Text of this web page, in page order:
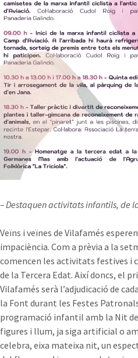
– Destaquen activitats infantils, de
Veïns i veïnes de Vilafamés
impaciència. Com a prèvia a la
comencen les activitats festives i
de la Tercera Edat. Així doncs, el
Vilafamés serà l’adjudicació de
la Font durant les Festes
programació infantil amb la Nit
figures i llum, ja siga artificial o
celebra, eixa mateixa nit, un